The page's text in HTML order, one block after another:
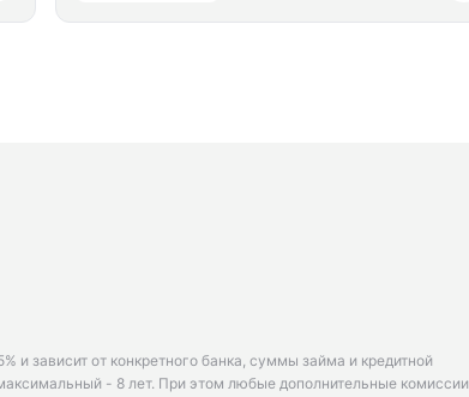
и зависит от конкретного банка, суммы займа и кредитной
- 8 лет. При этом любые дополнительные комиссии